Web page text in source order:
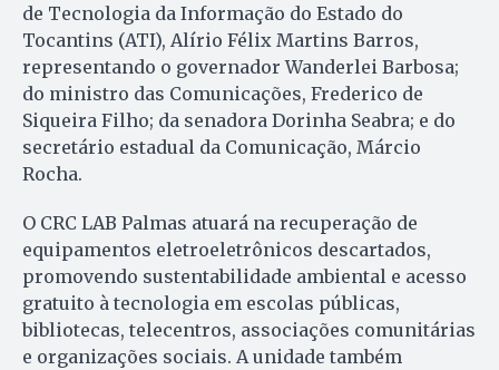
de Tecnologia da Informação do Estado do
Tocantins (ATI), Alírio Félix Martins Barros,
representando o governador Wanderlei Barbosa;
do ministro das Comunicações, Frederico de
Siqueira Filho; da senadora Dorinha Seabra; e do
secretário estadual da Comunicação, Márcio
Rocha.
O CRC LAB Palmas atuará na recuperação de
equipamentos eletroeletrônicos descartados,
promovendo sustentabilidade ambiental e acesso
gratuito à tecnologia em escolas públicas,
bibliotecas, telecentros, associações comunitárias
e organizações sociais. A unidade também